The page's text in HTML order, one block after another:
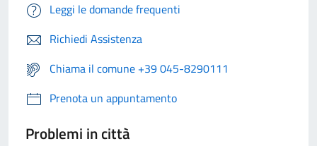
Leggi le domande frequenti
Richiedi Assistenza
Chiama il comune +39 045-8290111
Prenota un appuntamento
Problemi in città